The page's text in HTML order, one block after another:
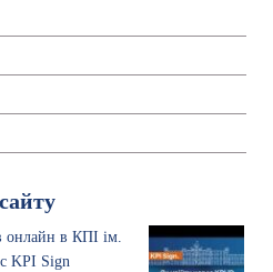
онлайн в КПІ ім.
KPI Sign